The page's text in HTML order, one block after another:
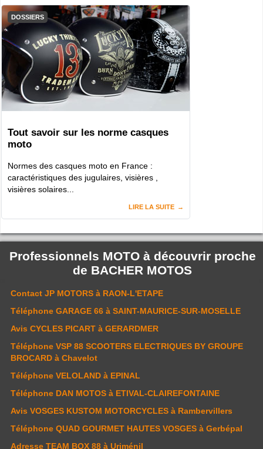
DOSSIERS
Tout savoir sur les norme casques
moto
Normes des casques moto en France :
caractéristiques des jugulaires, visières ,
visières solaires...
LIRE LA SUITE
Professionnels MOTO à découvrir proche
de BACHER MOTOS
Contact JP MOTORS à RAON-L'ETAPE
Téléphone GARAGE 66 à SAINT-MAURICE-SUR-MOSELLE
Avis CYCLES PICART à GERARDMER
Téléphone VSP 88 SCOOTERS ELECTRIQUES BY GROUPE
BROCARD à Chavelot
Téléphone VELOLAND à EPINAL
Téléphone DAN MOTOS à ETIVAL-CLAIREFONTAINE
Avis VOSGES KUSTOM MOTORCYCLES à Rambervillers
Téléphone QUAD GOURMET HAUTES VOSGES à Gerbépal
Adresse TEAM BOX 88 à Uriménil